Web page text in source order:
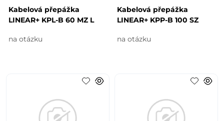
Kabelová přepážka
LINEAR+ KPL-B 60 MZ L
na otázku
Kabelová přepážka
LINEAR+ KPP-B 100 SZ
na otázku